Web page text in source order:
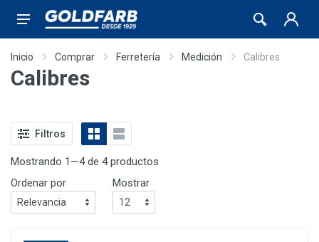
Inicio Comprar Ferretería Medición Calibres
Calibres
Filtros
Mostrando 1—4 de 4 productos
Ordenar por
Mostrar